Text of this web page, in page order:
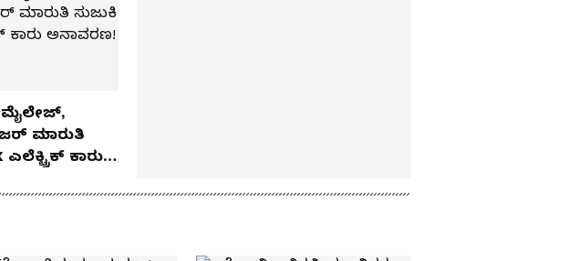
ಮೈಲೇಜ್,
ಮಾರುತಿ